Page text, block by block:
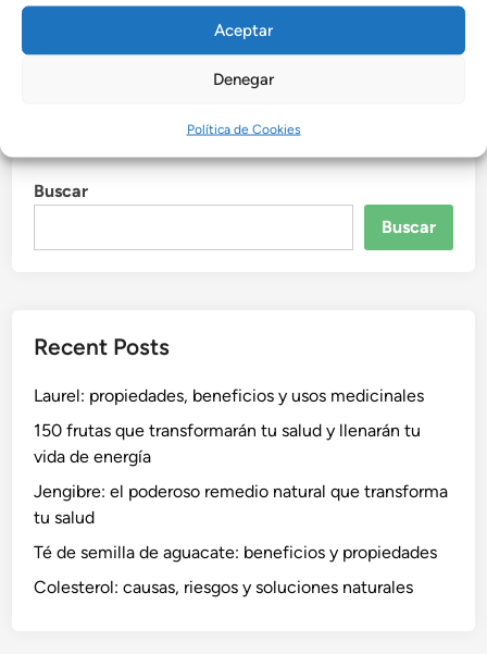
Aceptar
Denegar
Política de Cookies
diaria y las mejores formas de aprovecharla con
agosto 9, 2025
Buscar
Buscar
Recent Posts
Laurel: propiedades, beneficios y usos medicinales
150 frutas que transformarán tu salud y llenarán tu
vida de energía
Jengibre: el poderoso remedio natural que transforma
tu salud
Té de semilla de aguacate: beneficios y propiedades
Colesterol: causas, riesgos y soluciones naturales